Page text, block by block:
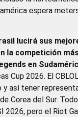
espera
lucirá sus
la competición
en
Cup 2026. El
y así tener
Corea del Sur.
2026, pero el Riot